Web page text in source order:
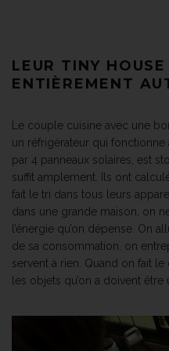
LEUR TINY
ENTIÈREMENT
Le couple cuisine avec une
un réfrigérateur qui fonctionne
par 4 panneaux solaires, est
suffit amplement. Ils ont
fait le tri dans tous leurs
dans une grande maison, on
l’énergie qu’on dépense. On
de sa consommation, on
servent à rien. Quand on fait
les objets qu’on a doivent être